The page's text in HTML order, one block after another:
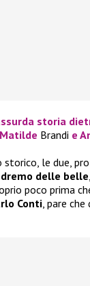
storia
Brandi e
storico, le due,
delle belle
poco prima
Conti , pare